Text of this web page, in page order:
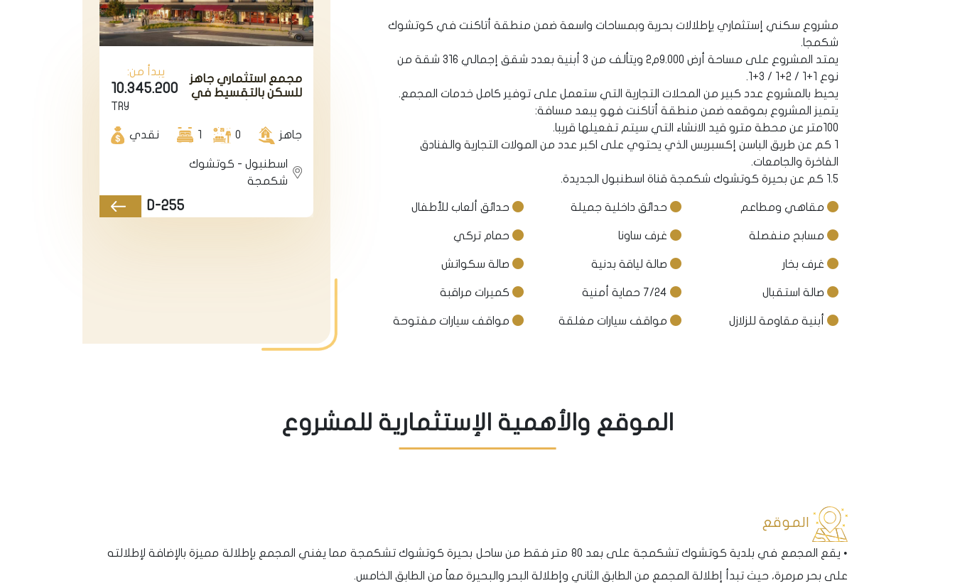
مشروع سكني إستثماري يإطلالات بحرية وبمساحات واسعة ضمن منطقة أتاكنت في كوتشوك
شكمجا.
يمتد المشروع على مساحة أرض 9.000م٢ ويتألف من 3 أبنية بعدد شقق إجمالي 316 شقة من
نوع 1+1 / 2+1 / 3+1.
يحيط بالمشروع عدد كبير من المحلات التجارية التي ستعمل على توفير كامل خدمات المجمع.
يتميز المشروع بموقعه ضمن منطقة أتاكنت فهو يبعد مسافة:
100متر عن محطة مترو قيد الانشاء التي سيتم تفعيلها قريبا.
1 كم عن طريق الباسن إكسبريس الذي يحتوي على اكبر عدد من المولات التجارية والفنادق
الفاخرة والجامعات.
1.5 كم عن بحيرة كوتشوك شكمجة قناة اسطنبول الجديدة.
مقاهي ومطاعم حدائق داخلية جميلة حدائق ألعاب للأطفال
مسابح منفصلة غرف ساونا حمام تركي
غرف بخار صالة لياقة بدنية صالة سكواتش
صالة استقبال كميرات مراقبة
أبنية مقاومة للزلازل مواقف سيارات مغلقة مواقف سيارات مفتوحة
مجمع استثماري جاهز
للسكن بالتقسيط في
شكمجة.
يبدأ من:
10.345.200
TRY
جاهز 0
1 نقدي
اسطنبول - كوتشوك
شكمجة
D-255
الموقع والأهمية الإستثمارية للمشروع
الموقع
• يقع المجمع في بلدية كوتشوك تشكمجة على بعد 80 متر فقط من ساحل بحيرة كوتشوك تشكمجة مما يغني المجمع بإطلالة مميزة بالإضافة لإطلالته
على بحر مرمرة، حيث تبدأ إطلالة المجمع من الطابق الثاني وإطلالة البحر والبحيرة معاً من الطابق الخامس.